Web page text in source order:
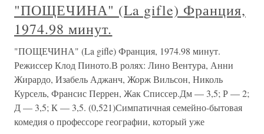
"ПОЩЕЧИНА" (La gifle) Франция,
1974.98 минут.
"ПОЩЕЧИНА" (La gifle) Франция, 1974.98 минут.
Режиссер Клод Пиното.В ролях: Лино Вентура, Анни
Жирардо, Изабель Аджанч, Жорж Вильсон, Николь
Курсель, Франсис Перрен, Жак Списсер.Дм — 3,5; Р — 2;
Д — 3,5; К — 3,5. (0,521)Симпатичная семейно-бытовая
комедия о профессоре географии, который уже